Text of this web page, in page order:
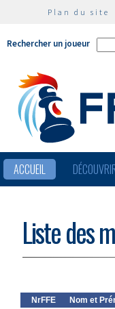
Plan du site
Rechercher un joueur
ACCUEIL
Liste des
NrFFE Nom et